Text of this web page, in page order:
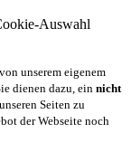
Auswahl
unserem eigenem
dienen dazu, ein nicht
Seiten zu
der Webseite noch